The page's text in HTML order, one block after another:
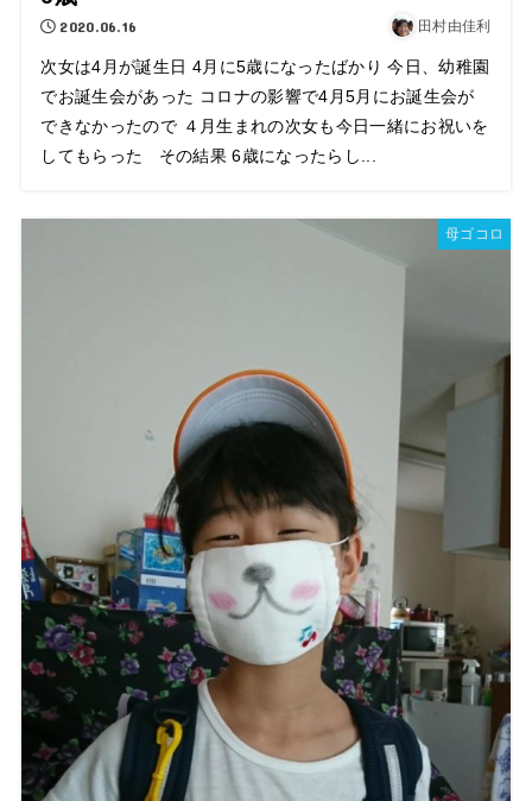
2020.06.16 田村由佳利
次女は4月が誕生日 4月に5歳になったばかり 今日、幼稚園
でお誕生会があった コロナの影響で4月5月にお誕生会が
できなかったので ４月生まれの次女も今日一緒にお祝いを
してもらった その結果 6歳になったらし...
母ゴコロ